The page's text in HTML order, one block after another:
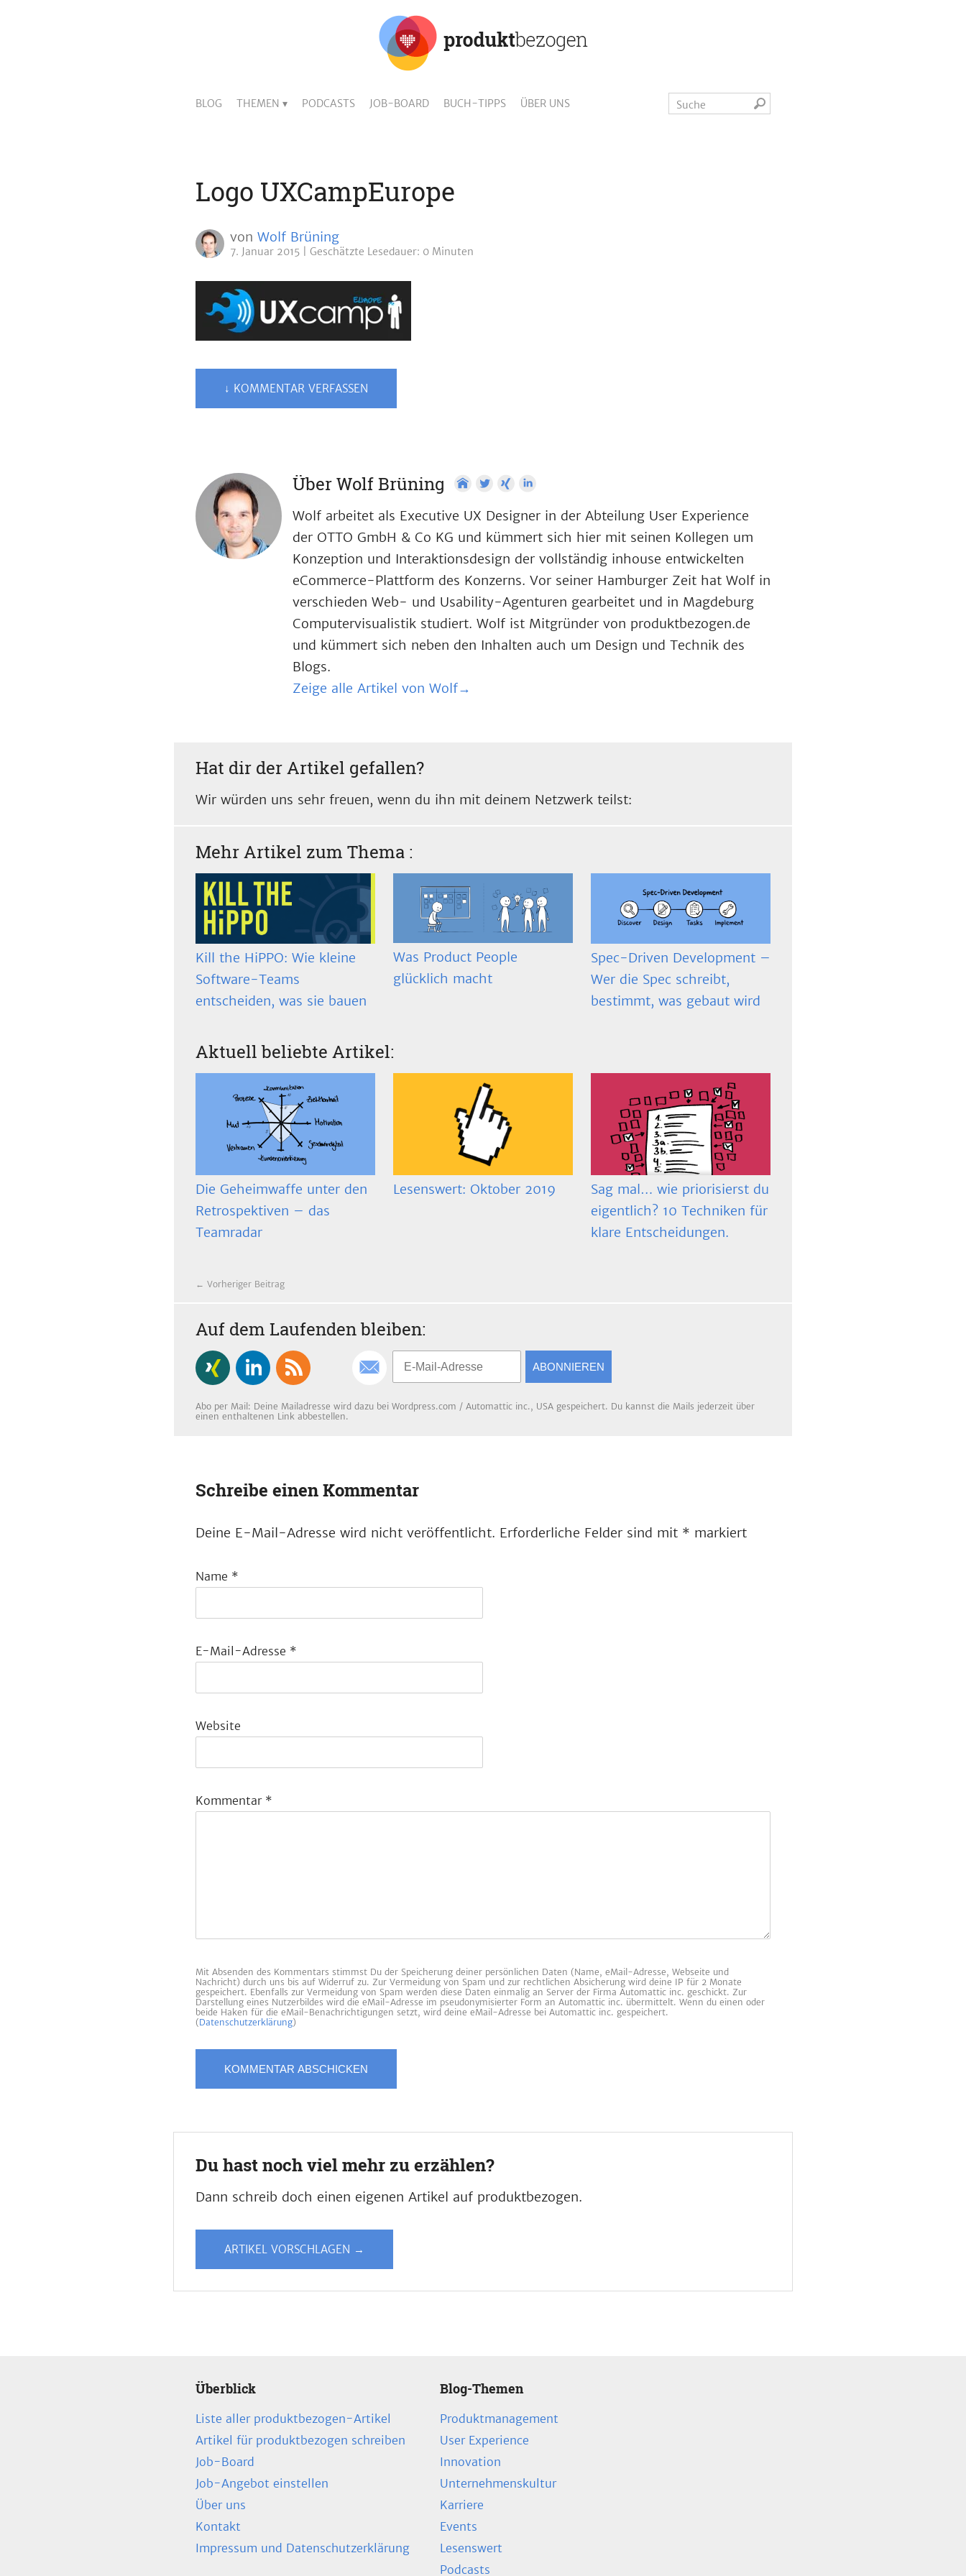
BLOG THEMEN PODCASTS JOB-BOARD BUCH-TIPPS ÜBER UNS
Logo UXCampEurope
von Wolf Brüning
7. Januar 2015 Geschätzte Lesedauer: 0 Minuten
↓ KOMMENTAR VERFASSEN
Über Wolf Brüning
Wolf arbeitet als Executive UX Designer in der Abteilung User Experience
der OTTO GmbH & Co KG und kümmert sich hier mit seinen Kollegen um
Konzeption und Interaktionsdesign der vollständig inhouse entwickelten
eCommerce-Plattform des Konzerns. Vor seiner Hamburger Zeit hat Wolf in
verschieden Web- und Usability-Agenturen gearbeitet und in Magdeburg
Computervisualistik studiert. Wolf ist Mitgründer von produktbezogen.de
und kümmert sich neben den Inhalten auch um Design und Technik des
Blogs.
Zeige alle Artikel von Wolf→
Hat dir der Artikel gefallen?
Wir würden uns sehr freuen, wenn du ihn mit deinem Netzwerk teilst:
Mehr Artikel zum Thema :
Kill the HiPPO: Wie kleine
Software-Teams
entscheiden, was sie bauen
Was Product People
glücklich macht
Spec-Driven Development –
Wer die Spec schreibt,
bestimmt, was gebaut wird
Aktuell beliebte Artikel:
Die Geheimwaffe unter den
Retrospektiven – das
Teamradar
Lesenswert: Oktober 2019
Sag mal… wie priorisierst du
eigentlich? 10 Techniken für
klare Entscheidungen.
← Vorheriger Beitrag
Auf dem Laufenden bleiben:
ABONNIEREN
Abo per Mail: Deine Mailadresse wird dazu bei Wordpress.com / Automattic inc., USA gespeichert. Du kannst die Mails jederzeit über
einen enthaltenen Link abbestellen.
Schreibe einen Kommentar
Deine E-Mail-Adresse wird nicht veröffentlicht. Erforderliche Felder sind mit * markiert
Name *
E-Mail-Adresse *
Website
Kommentar *
Mit Absenden des Kommentars stimmst Du der Speicherung deiner persönlichen Daten (Name, eMail-Adresse, Webseite und
Nachricht) durch uns bis auf Widerruf zu. Zur Vermeidung von Spam und zur rechtlichen Absicherung wird deine IP für 2 Monate
gespeichert. Ebenfalls zur Vermeidung von Spam werden diese Daten einmalig an Server der Firma Automattic inc. geschickt. Zur
Darstellung eines Nutzerbildes wird die eMail-Adresse im pseudonymisierter Form an Automattic inc. übermittelt. Wenn du einen oder
beide Haken für die eMail-Benachrichtigungen setzt, wird deine eMail-Adresse bei Automattic inc. gespeichert.
(Datenschutzerklärung)
Du hast noch viel mehr zu erzählen?
Dann schreib doch einen eigenen Artikel auf produktbezogen.
ARTIKEL VORSCHLAGEN →
Überblick
Liste aller produktbezogen-Artikel
Artikel für produktbezogen schreiben
Job-Board
Job-Angebot einstellen
Über uns
Kontakt
Impressum und Datenschutzerklärung
Blog-Themen
Produktmanagement
User Experience
Innovation
Unternehmenskultur
Karriere
Events
Lesenswert
Podcasts